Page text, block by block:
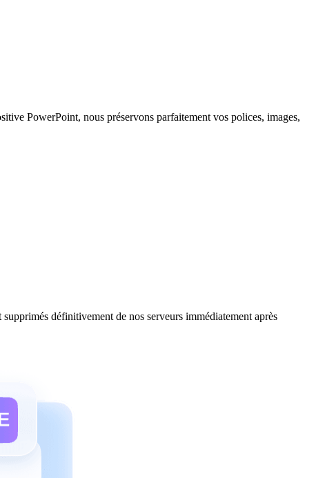
PowerPoint, nous préservons parfaitement vos polices, images,
définitivement de nos serveurs immédiatement après